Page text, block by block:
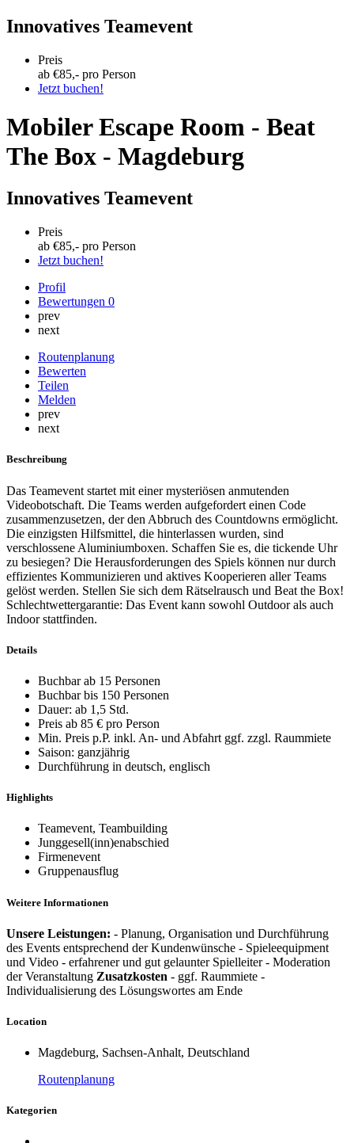
Innovatives Teamevent
Preis
ab €85,- pro Person
Jetzt buchen!
Mobiler Escape Room - Beat
The Box - Magdeburg
Innovatives Teamevent
Preis
ab €85,- pro Person
Jetzt buchen!
Profil
Bewertungen 0
prev
next
Routenplanung
Bewerten
Teilen
Melden
prev
next
Beschreibung
Das Teamevent startet mit einer mysteriösen anmutenden
Videobotschaft. Die Teams werden aufgefordert einen Code
zusammenzusetzen, der den Abbruch des Countdowns ermöglicht.
Die einzigsten Hilfsmittel, die hinterlassen wurden, sind
verschlossene Aluminiumboxen. Schaffen Sie es, die tickende Uhr
zu besiegen? Die Herausforderungen des Spiels können nur durch
effizientes Kommunizieren und aktives Kooperieren aller Teams
gelöst werden. Stellen Sie sich dem Rätselrausch und Beat the Box!
Schlechtwettergarantie: Das Event kann sowohl Outdoor als auch
Indoor stattfinden.
Details
Buchbar ab 15 Personen
Buchbar bis 150 Personen
Dauer: ab 1,5 Std.
Preis ab 85 € pro Person
Min. Preis p.P. inkl. An- und Abfahrt ggf. zzgl. Raummiete
Saison: ganzjährig
Durchführung in deutsch, englisch
Highlights
Teamevent, Teambuilding
Junggesell(inn)enabschied
Firmenevent
Gruppenausflug
Weitere Informationen
Unsere Leistungen: - Planung, Organisation und Durchführung
des Events entsprechend der Kundenwünsche - Spieleequipment
und Video - erfahrener und gut gelaunter Spielleiter - Moderation
der Veranstaltung Zusatzkosten - ggf. Raummiete -
Individualisierung des Lösungswortes am Ende
Location
Magdeburg, Sachsen-Anhalt, Deutschland
Routenplanung
Kategorien